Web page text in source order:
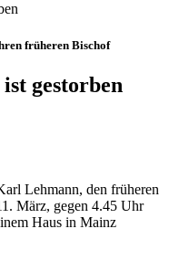
früheren Bischof
gestorben
Lehmann, den früheren
März, gegen 4.45 Uhr
Haus in Mainz